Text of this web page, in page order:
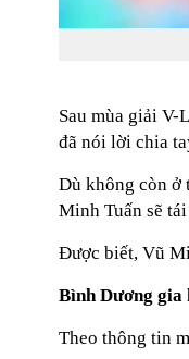
Sau mùa giải
đã nói lời chia
Dù không còn ở
Minh Tuấn sẽ
Được biết, Vũ
Bình Dương gia
Theo thông tin